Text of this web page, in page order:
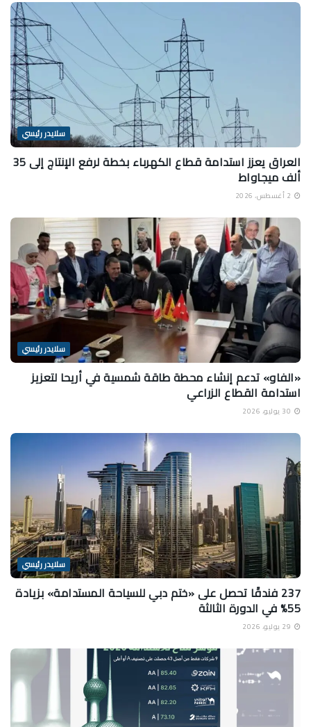
سلايدر رئيسي
العراق يعزز استدامة قطاع الكهرباء بخطة لرفع الإنتاج إلى 35
ألف ميجاواط
سلايدر رئيسي
«الفاو» تدعم إنشاء محطة طاقة شمسية في أريحا لتعزيز
استدامة القطاع الزراعي
سلايدر رئيسي
237 فندقًا تحصل على «ختم دبي للسياحة المستدامة» بزيادة
55% في الدورة الثالثة